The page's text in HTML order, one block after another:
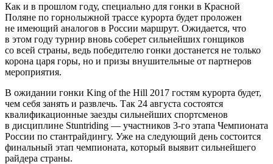
Как и в прошлом году, специально для гонки в Красной
Поляне по горнолыжной трассе курорта будет проложен
не имеющий аналогов в России маршрут. Ожидается, что
в этом году турнир вновь соберет сильнейших гонщиков
со всей страны, ведь победителю гонки достанется не только
корона царя горы, но и призы внушительные от партнеров
мероприятия.
В ожидании гонки King of the Hill 2017 гостям курорта будет,
чем себя занять и развлечь. Так 24 августа состоятся
квалификационные заезды сильнейших спортсменов
в дисциплине Stuntriding — участников 3-го этапа Чемпионата
России по стантрайдингу. Уже на следующий день состоится
финальный этап чемпионата, который выявит сильнейшего
райдера страны.